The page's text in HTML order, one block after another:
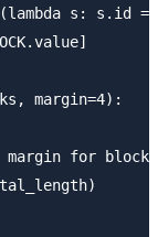
s: s.id
margin=4):
for block